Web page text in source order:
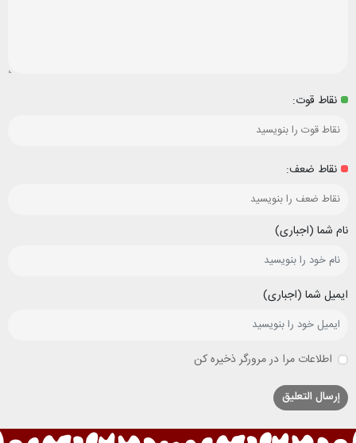
نقاط قوت:
نقاط ضعف:
نام شما (اجباری)
ایمیل شما (اجباری)
اطلاعات مرا در مرورگر ذخیره کن